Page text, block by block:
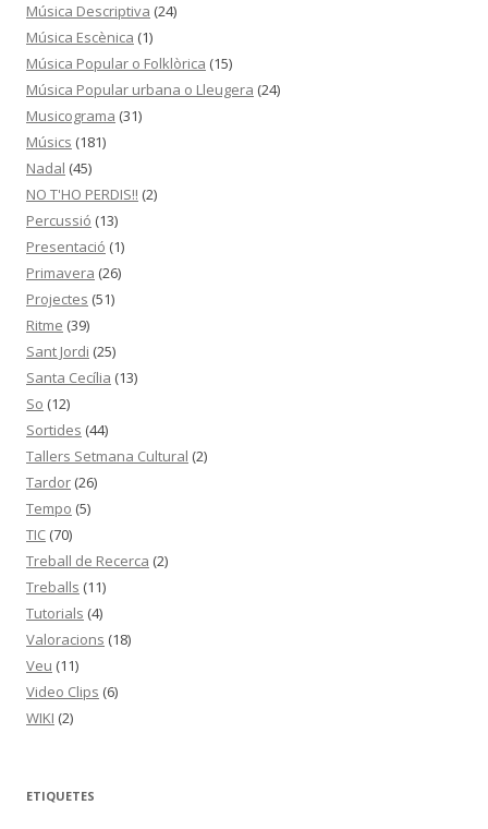
Música Descriptiva (24)
Música Escènica (1)
Música Popular o Folklòrica (15)
Música Popular urbana o Lleugera (24)
Musicograma (31)
Músics (181)
Nadal (45)
NO T'HO PERDIS!! (2)
Percussió (13)
Presentació (1)
Primavera (26)
Projectes (51)
Ritme (39)
Sant Jordi (25)
Santa Cecília (13)
So (12)
Sortides (44)
Tallers Setmana Cultural (2)
Tardor (26)
Tempo (5)
TIC (70)
Treball de Recerca (2)
Treballs (11)
Tutorials (4)
Valoracions (18)
Veu (11)
Video Clips (6)
WIKI (2)
ETIQUETES